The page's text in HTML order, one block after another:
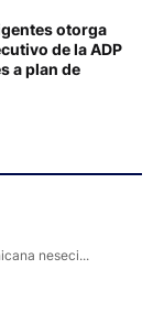
otorga
de la ADP
a plan de
neseci...